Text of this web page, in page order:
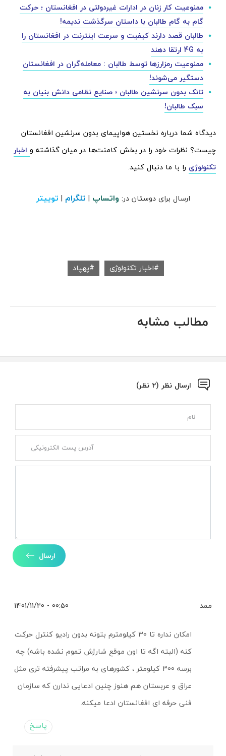
ممنوعیت کار زنان در ادارات غیردولتی در افغانستان ؛ حرکت
گام به گام طالبان با داستان سرگذشت ندیمه!
طالبان قصد دارند کیفیت و سرعت اینترنت در افغانستان را
به 4G ارتقا دهند
ممنوعیت رمزارزها توسط طالبان : معامله‌گران در افغانستان
دستگیر می‌شوند!
تانک بدون سرنشین طالبان ؛ صنایع نظامی دانش بنیان به
سبک طالبان!
دیدگاه شما درباره نخستین هواپیمای بدون سرنشین افغانستان
چیست؟ نظرات خود را در بخش کامنت‌ها در میان گذاشته و اخبار
تکنولوژی را با ما دنبال کنید.
ارسال برای دوستان در: واتساپ | تلگرام | توییتر
اخبار تکنولوژی پهپاد
مطالب مشابه
ارسال نظر (2 نظر)
ارسال
ممد 00:50 - 1401/11/20
امکان نداره تا 30 کیلومترم بتونه بدون رادیو کنترل حرکت
کنه (البته اگه تا اون موقع شارژش تموم نشده باشه) چه
برسه 300 کیلومتر ، کشورهای به مراتب پیشرفته تری مثل
عراق و عربستان هم هنوز چنین ادعایی ندارن که سازمان
فنی حرفه ای افغانستان ادعا میکنه.
پاسخ